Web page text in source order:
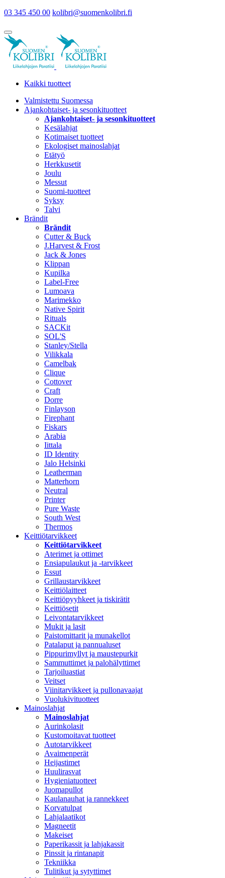
03 345 450 00 kolibri@suomenkolibri.fi
Kaikki tuotteet
Valmistettu Suomessa
Ajankohtaiset- ja sesonkituotteet
Ajankohtaiset- ja sesonkituotteet
Kesälahjat
Kotimaiset tuotteet
Ekologiset mainoslahjat
Etätyö
Herkkusetit
Joulu
Messut
Suomi-tuotteet
Syksy
Talvi
Brändit
Brändit
Cutter & Buck
J.Harvest & Frost
Jack & Jones
Klippan
Kupilka
Label-Free
Lumoava
Marimekko
Native Spirit
Rituals
SACKit
SOL'S
Stanley/Stella
Vilikkala
Camelbak
Clique
Cottover
Craft
Dorre
Finlayson
Firephant
Fiskars
Arabia
Iittala
ID Identity
Jalo Helsinki
Leatherman
Matterhorn
Neutral
Printer
Pure Waste
South West
Thermos
Keittiötarvikkeet
Keittiötarvikkeet
Aterimet ja ottimet
Ensiapulaukut ja -tarvikkeet
Essut
Grillaustarvikkeet
Keittiölaitteet
Keittiöpyyhkeet ja tiskirätit
Keittiösetit
Leivontatarvikkeet
Mukit ja lasit
Paistomittarit ja munakellot
Patalaput ja pannualuset
Pippurimyllyt ja maustepurkit
Sammuttimet ja palohälyttimet
Tarjoiluastiat
Veitset
Viinitarvikkeet ja pullonavaajat
Vuolukivituotteet
Mainoslahjat
Mainoslahjat
Aurinkolasit
Kustomoitavat tuotteet
Autotarvikkeet
Avaimenperät
Heijastimet
Huulirasvat
Hygieniatuotteet
Juomapullot
Kaulanauhat ja rannekkeet
Korvatulpat
Lahjalaatikot
Magneetit
Makeiset
Paperikassit ja lahjakassit
Pinssit ja rintanapit
Tekniikka
Tulitikut ja sytyttimet